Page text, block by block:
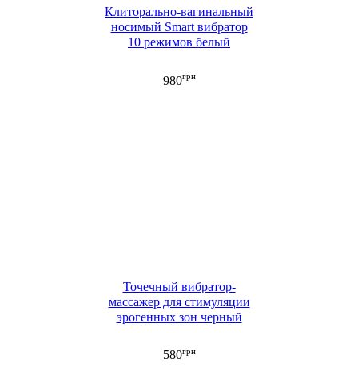
Клиторально-вагинальный
носимый Smart вибратор
10 режимов белый
980грн
Точечный вибратор-
массажер для стимуляции
эрогенных зон черный
580грн